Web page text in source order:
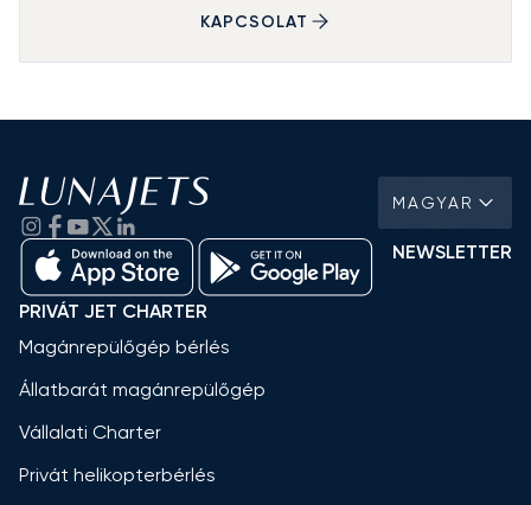
KAPCSOLAT
MAGYAR
NEWSLETTER
PRIVÁT JET CHARTER
Magánrepülőgép bérlés
Állatbarát magánrepülőgép
Vállalati Charter
Privát helikopterbérlés